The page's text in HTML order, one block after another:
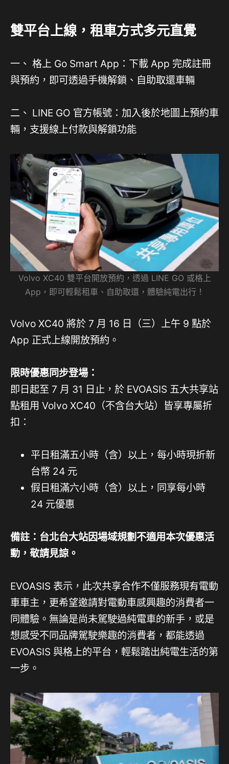
雙平台上線，租車方式多元直覺
一、 格上 Go Smart App：下載 App 完成註冊
與預約，即可透過手機解鎖、自助取還車輛
二、 LINE GO 官方帳號：加入後於地圖上預約車
輛，支援線上付款與解鎖功能
Volvo XC40 雙平台開放預約，透過 LINE GO 或格上
App，即可輕鬆租車、自助取還，體驗純電出行！
Volvo XC40 將於 7 月 16 日（三）上午 9 點於
App 正式上線開放預約。
限時優惠同步登場：
即日起至 7 月 31 日止，於 EVOASIS 五大共享站
點租用 Volvo XC40（不含台大站）皆享專屬折
扣：
平日租滿五小時（含）以上，每小時現折新
台幣 24 元
假日租滿六小時（含）以上，同享每小時
24 元優惠
備註：台北台大站因場域規劃不適用本次優惠活
動，敬請見諒。
EVOASIS 表示，此次共享合作不僅服務現有電動
車車主，更希望邀請對電動車感興趣的消費者一
同體驗。無論是尚未駕駛過純電車的新手，或是
想感受不同品牌駕駛樂趣的消費者，都能透過
EVOASIS 與格上的平台，輕鬆踏出純電生活的第
一步。